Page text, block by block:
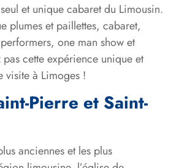
et unique cabaret du Limousin.
plumes et paillettes, cabaret,
one man show et
cette expérience unique et
visite à Limoges !
Pierre et Saint-
anciennes et les plus